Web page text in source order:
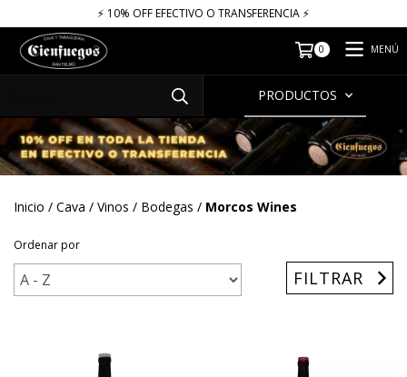
⚡​​​ 10% OFF EFECTIVO O TRANSFERENCIA ⚡​
0 MENÚ
PRODUCTOS
Inicio / Cava / Vinos / Bodegas / Morcos Wines
Ordenar por
FILTRAR